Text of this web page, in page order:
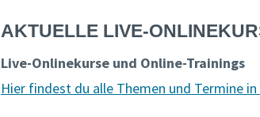
AKTUELLE LIVE-
Live-Onlinekurse und Online-Trainings
Hier findest du alle Themen und Termine